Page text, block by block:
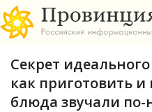
Секрет
как приготовить и
блюда звучали по-